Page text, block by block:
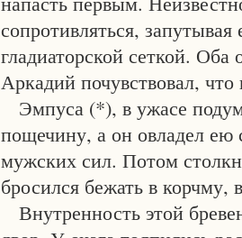
сопротивляться,
гладиаторской сеткой.
Аркадий почувствовал,
Эмпуса (*), в ужасе
пощечину, а он овладел ею
мужских сил. Потом
бросился бежать в корчму,
Внутренность этой